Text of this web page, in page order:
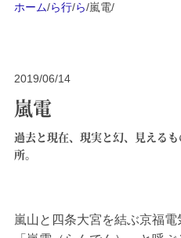
ホーム/ら行/ら/嵐電/
2019/06/14
嵐電
過去と現在、現実と幻、見える
所。
嵐山と四条大宮を結ぶ京福